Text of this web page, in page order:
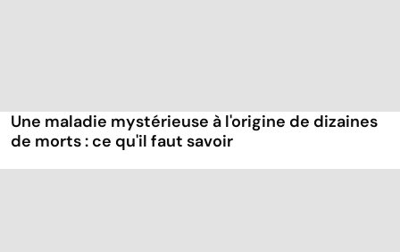
Une maladie mystérieuse à l'origine de dizaines
de morts : ce qu'il faut savoir